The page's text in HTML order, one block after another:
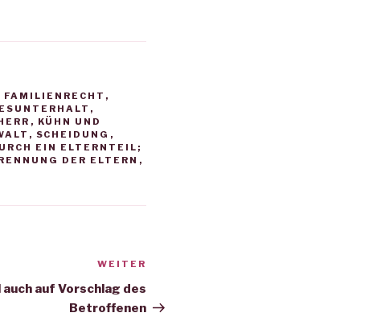
FAMILIENRECHT ,
,
, KÜHN UND
, SCHEIDUNG ,
EIN ELTERNTEIL;
DER ELTERN ,
WEITER
auf Vorschlag des
Betroffenen